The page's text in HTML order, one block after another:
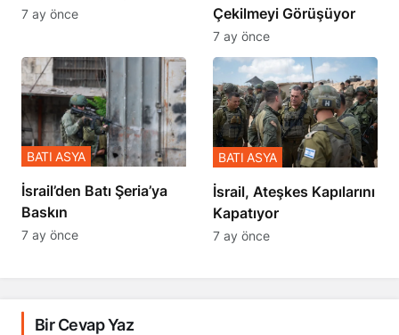
7 ay önce
Çekilmeyi Görüşüyor
7 ay önce
​​​​​​​İsrail’den Batı Şeria’ya
Baskın
BATI ASYA
7 ay önce
İsrail, Ateşkes Kapılarını
Kapatıyor
BATI ASYA
7 ay önce
Bir Cevap Yaz